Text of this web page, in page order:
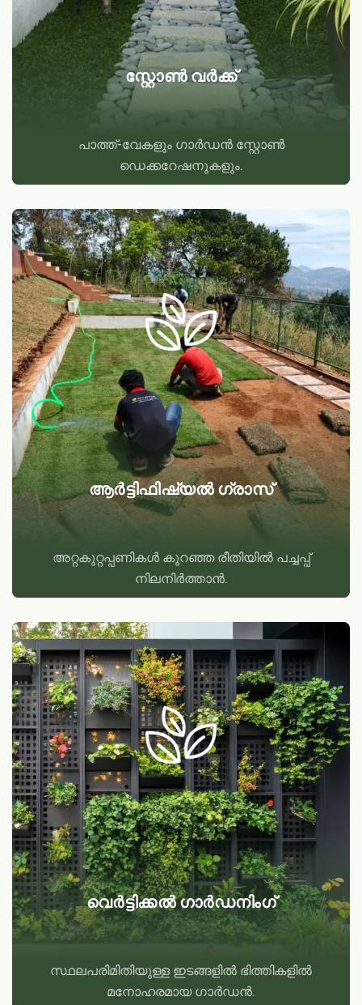
സ്റ്റോൺ വർക്ക്
പാത്ത്-വേകളും ഗാർഡൻ സ്റ്റോൺ
ഡെക്കറേഷനുകളും.
ആർട്ടിഫിഷ്യൽ ഗ്രാസ്
അറ്റകുറ്റപ്പണികൾ കുറഞ്ഞ രീതിയിൽ പച്ചപ്പ്
നിലനിർത്താൻ.
വെർട്ടിക്കൽ ഗാർഡനിംഗ്
സ്ഥലപരിമിതിയുള്ള ഇടങ്ങളിൽ ഭിത്തികളിൽ
മനോഹരമായ ഗാർഡൻ.